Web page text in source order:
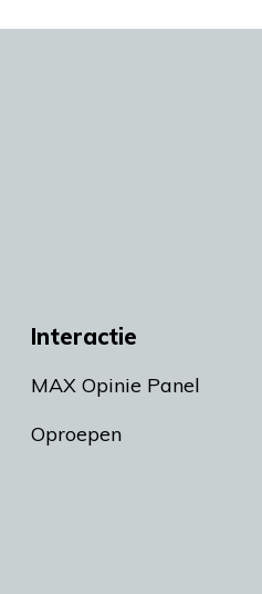
Interactie
MAX Opinie Panel
Oproepen